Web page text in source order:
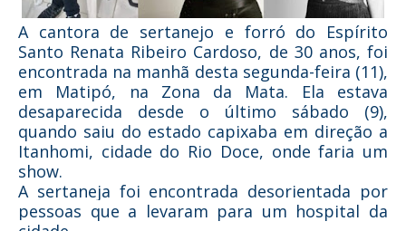
A cantora de sertanejo e forró do Espírito
Santo Renata Ribeiro Cardoso, de 30 anos, foi
encontrada na manhã desta segunda-feira (11),
em Matipó, na Zona da Mata. Ela estava
desaparecida desde o último sábado (9),
quando saiu do estado capixaba em direção a
Itanhomi, cidade do Rio Doce, onde faria um
show.
A sertaneja foi encontrada desorientada por
pessoas que a levaram para um hospital da